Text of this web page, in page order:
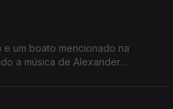
e um boato mencionado na
a música de Alexander